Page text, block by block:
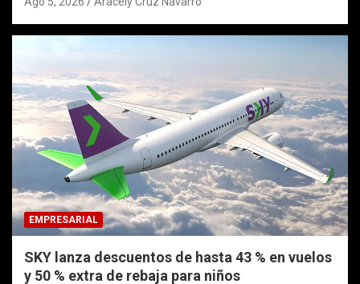
EMPRESARIAL
SKY lanza descuentos de hasta 43 % en vuelos
y 50 % extra de rebaja para niños